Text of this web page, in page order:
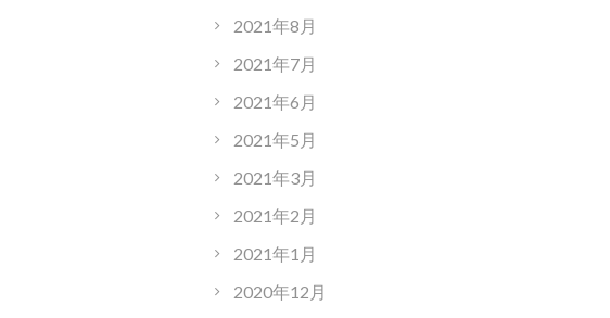
2021年8月
2021年7月
2021年6月
2021年5月
2021年3月
2021年2月
2021年1月
2020年12月